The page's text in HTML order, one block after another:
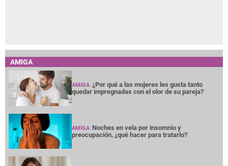
AMIGA
AMIGA ¿Por qué a las mujeres les gusta tanto
quedar impregnadas con el olor de su pareja?
AMIGA Noches en vela por insomnio y
preocupación, ¿qué hacer para tratarlo?